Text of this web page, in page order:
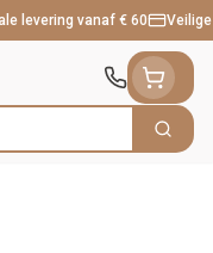
levering vanaf € 60
Zoek